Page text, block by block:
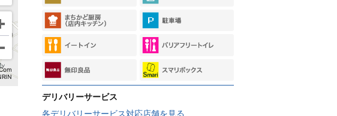
デリバリーサービス
各デリバリーサービス対応店舗を見る